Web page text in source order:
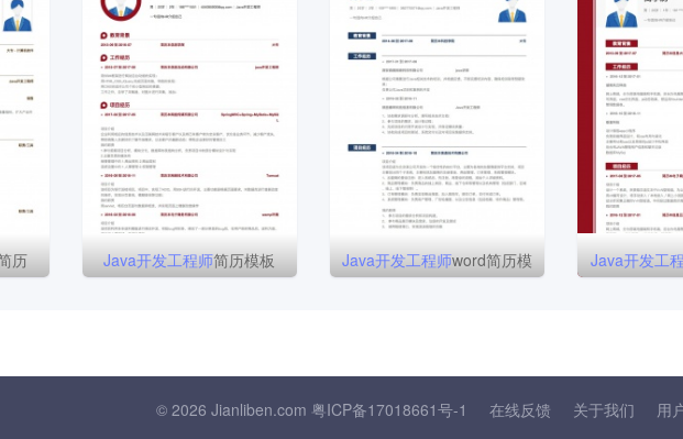
历 Java开发工程师简历模板 Java开发工程师word简历模 Java开发工
© 2026 Jianliben.com 粤ICP备17018661号-1 在线反馈 关于我们 用